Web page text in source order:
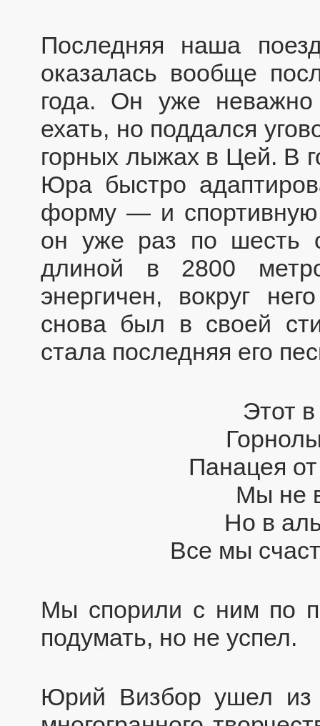
Последняя наша
оказалась вообще
года. Он уже
ехать, но поддался
горных лыжах в Цей. В
Юра быстро
форму — и
он уже раз по шесть
длиной в 2800
энергичен, вокруг
снова был в своей
стала последняя его
Этот
Панацея
Мы не
Но в
Все мы
Мы спорили с ним по
подумать, но не успел.
Юрий Визбор ушел из